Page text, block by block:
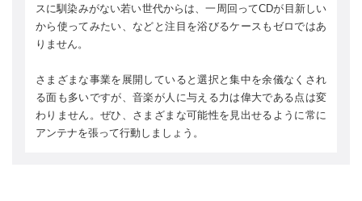
スに馴染みがない若い世代からは、一周回ってCDが目新しい
から使ってみたい、などと注目を浴びるケースもゼロではあ
りません。
さまざまな事業を展開していると選択と集中を余儀なくされ
る面も多いですが、音楽が人に与える力は偉大である点は変
わりません。ぜひ、さまざまな可能性を見出せるように常に
アンテナを張って行動しましょう。